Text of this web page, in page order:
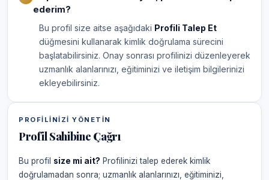
ederim?
Bu profil size aitse aşağıdaki Profili Talep Et
düğmesini kullanarak kimlik doğrulama sürecini
başlatabilirsiniz. Onay sonrası profilinizi düzenleyerek
uzmanlık alanlarınızı, eğitiminizi ve iletişim bilgilerinizi
ekleyebilirsiniz.
PROFILINIZI YÖNETIN
Profil Sahibine Çağrı
Bu profil size mi ait? Profilinizi talep ederek kimlik
doğrulamadan sonra; uzmanlık alanlarınızı, eğitiminizi,